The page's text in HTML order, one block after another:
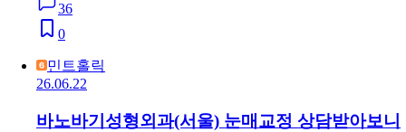
36
0
민트홀릭
26.06.22
바노바기성형외과(서울) 눈매교정 상담받아보니